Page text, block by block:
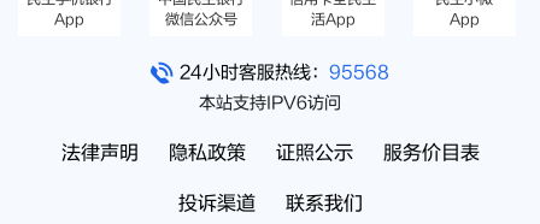
App
微信公众号
活App
App
24小时客服热线： 95568
本站支持IPV6访问
法律声明 隐私政策 证照公示 服务价目表
投诉渠道 联系我们